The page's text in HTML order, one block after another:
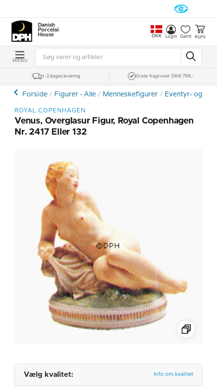
Danish
Porcelain
House
DKK Login Gemt Kurv
MENU
1-2 dages levering Gratis fragt over DKK 799,-
Forside Figurer - Alle Menneskefigurer Eventyr- og
ROYAL COPENHAGEN
Venus, Overglasur Figur, Royal Copenhagen
Nr. 2417 Eller 132
Vælg kvalitet: Info om kvalitet